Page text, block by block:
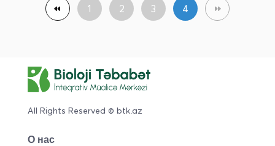
1 2 3 4
All Rights Reserved © btk.az
О нас